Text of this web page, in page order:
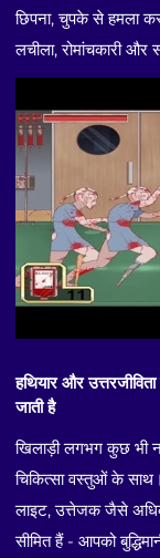
छिपना, चुपके से हमला
लचीला, रोमांचकारी और
हथियार और
जाती है
खिलाड़ी लगभग कुछ
चिकित्सा वस्तुओं के
लाइट, उत्तेजक जैसे
सीमित हैं - आपको